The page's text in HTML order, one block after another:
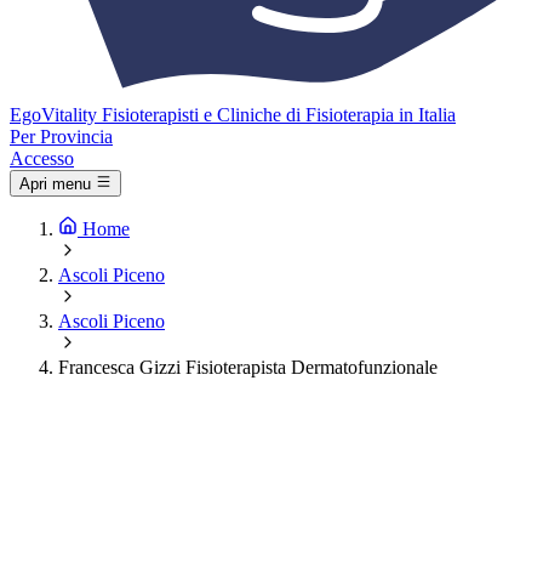
EgoVitality Fisioterapisti e Cliniche di Fisioterapia in Italia
Per Provincia
Accesso
Apri menu
Home
Ascoli Piceno
Ascoli Piceno
Francesca Gizzi Fisioterapista Dermatofunzionale